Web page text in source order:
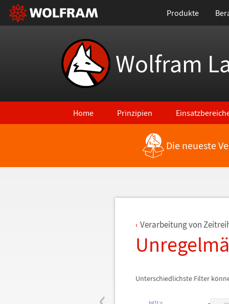
Produkte
Wolfram
Home Prinzipien
Zurück zu den neuesten FeaturesDie neueste
Verarbeitung von
Unregelmä
Unterschiedlichste Filter kö
In[1]:=